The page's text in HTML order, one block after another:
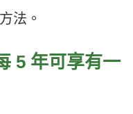
法。
5 年可享有一